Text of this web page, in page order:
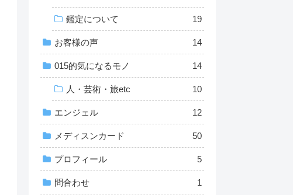
鑑定について 19
お客様の声 14
015的気になるモノ 14
人・芸術・旅etc 10
エンジェル 12
メディスンカード 50
プロフィール 5
問合わせ 1